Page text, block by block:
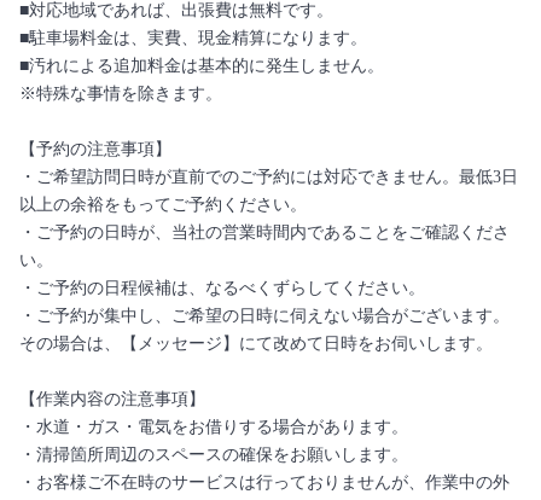
■対応地域であれば、出張費は無料です。
■駐車場料金は、実費、現金精算になります。
■汚れによる追加料金は基本的に発生しません。
※特殊な事情を除きます。
【予約の注意事項】
・ご希望訪問日時が直前でのご予約には対応できません。最低3日
以上の余裕をもってご予約ください。
・ご予約の日時が、当社の営業時間内であることをご確認くださ
い。
・ご予約の日程候補は、なるべくずらしてください。
・ご予約が集中し、ご希望の日時に伺えない場合がございます。
その場合は、【メッセージ】にて改めて日時をお伺いします。
【作業内容の注意事項】
・水道・ガス・電気をお借りする場合があります。
・清掃箇所周辺のスペースの確保をお願いします。
・お客様ご不在時のサービスは行っておりませんが、作業中の外